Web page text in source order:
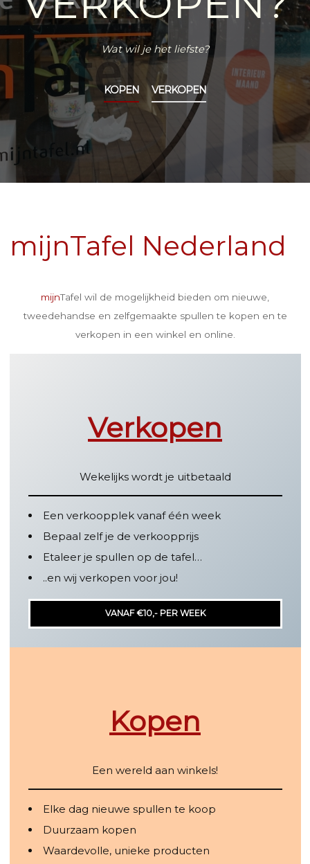
Wat wil je het liefste?
KOPEN VERKOPEN
mijnTafel Nederland
mijnTafel wil de mogelijkheid bieden om nieuwe,
tweedehandse en zelfgemaakte spullen te kopen en te
verkopen in een winkel en online.
Verkopen
Wekelijks wordt je uitbetaald
Een verkoopplek vanaf één week
Bepaal zelf je de verkoopprijs
Etaleer je spullen op de tafel…
..en wij verkopen voor jou!
VANAF €10,- PER WEEK
Kopen
Een wereld aan winkels!
Elke dag nieuwe spullen te koop
Duurzaam kopen
Waardevolle, unieke producten